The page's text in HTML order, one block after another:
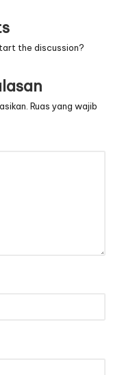
the discussion?
Ruas yang wajib